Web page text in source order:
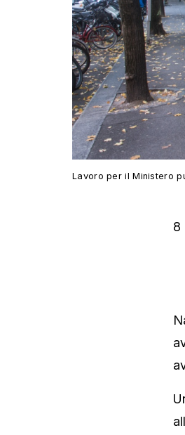
Lavoro per il Ministero
8